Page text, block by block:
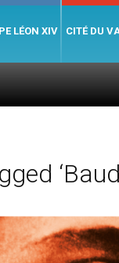
LÉON XIV CITÉ DU